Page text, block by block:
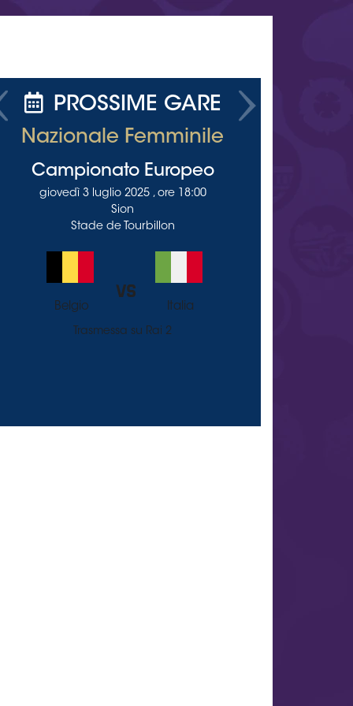
PROSSIME GARE
Femminile
Europeo
giovedì 3 luglio 2025 , ore 18:00
Stade de Tourbillon
Trasmessa su Rai 2